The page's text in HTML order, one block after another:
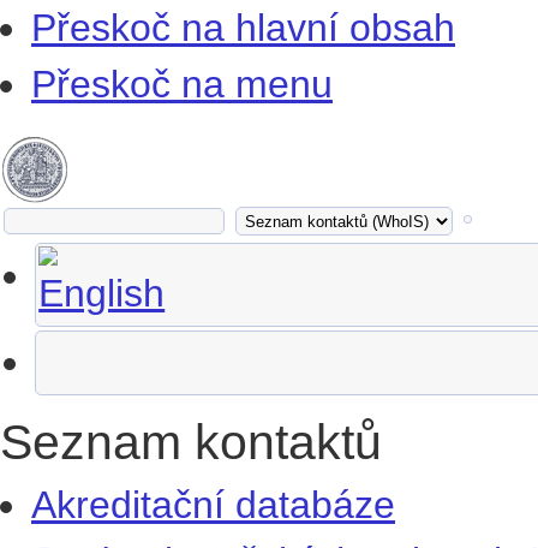
Přeskoč na hlavní obsah
Přeskoč na menu
Seznam kontaktů
Akreditační databáze